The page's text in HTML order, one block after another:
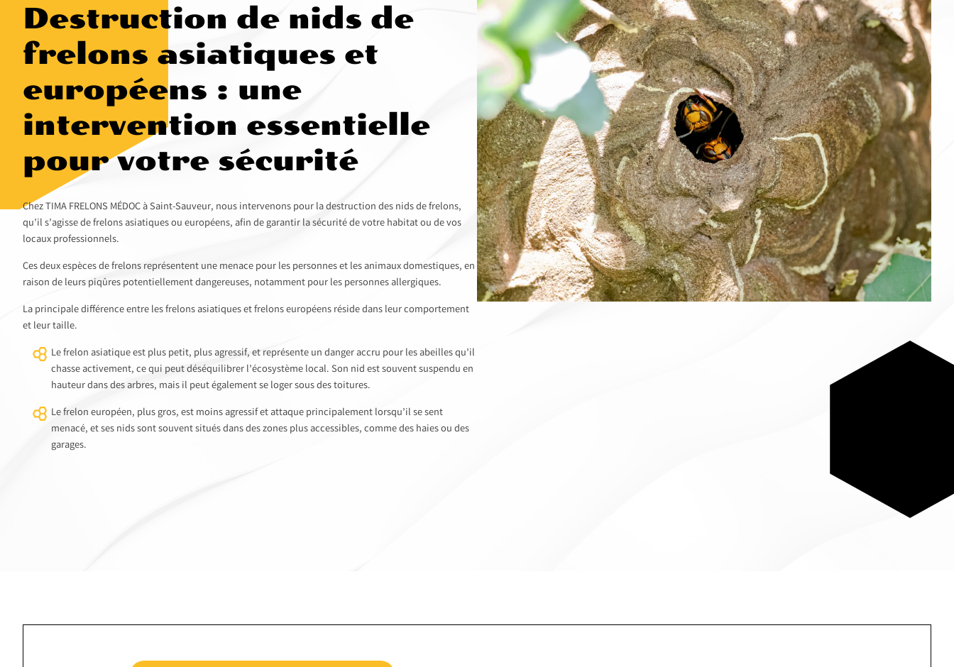
Destruction de nids de
frelons asiatiques et
européens : une
intervention essentielle
pour votre sécurité
Chez TIMA FRELONS MÉDOC à Saint-Sauveur, nous intervenons pour la destruction des nids de frelons,
qu’il s’agisse de frelons asiatiques ou européens, afin de garantir la sécurité de votre habitat ou de vos
locaux professionnels.
Ces deux espèces de frelons représentent une menace pour les personnes et les animaux domestiques, en
raison de leurs piqûres potentiellement dangereuses, notamment pour les personnes allergiques.
La principale différence entre les frelons asiatiques et frelons européens réside dans leur comportement
et leur taille.
Le frelon asiatique est plus petit, plus agressif, et représente un danger accru pour les abeilles qu’il
chasse activement, ce qui peut déséquilibrer l’écosystème local. Son nid est souvent suspendu en
hauteur dans des arbres, mais il peut également se loger sous des toitures.
Le frelon européen, plus gros, est moins agressif et attaque principalement lorsqu’il se sent
menacé, et ses nids sont souvent situés dans des zones plus accessibles, comme des haies ou des
garages.